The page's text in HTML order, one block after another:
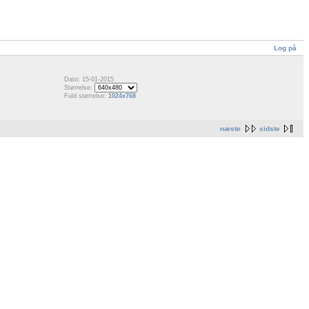
Log på
Dato: 15-01-2015
Størrelse:
Fuld størrelse: 1024x768
næste sidste